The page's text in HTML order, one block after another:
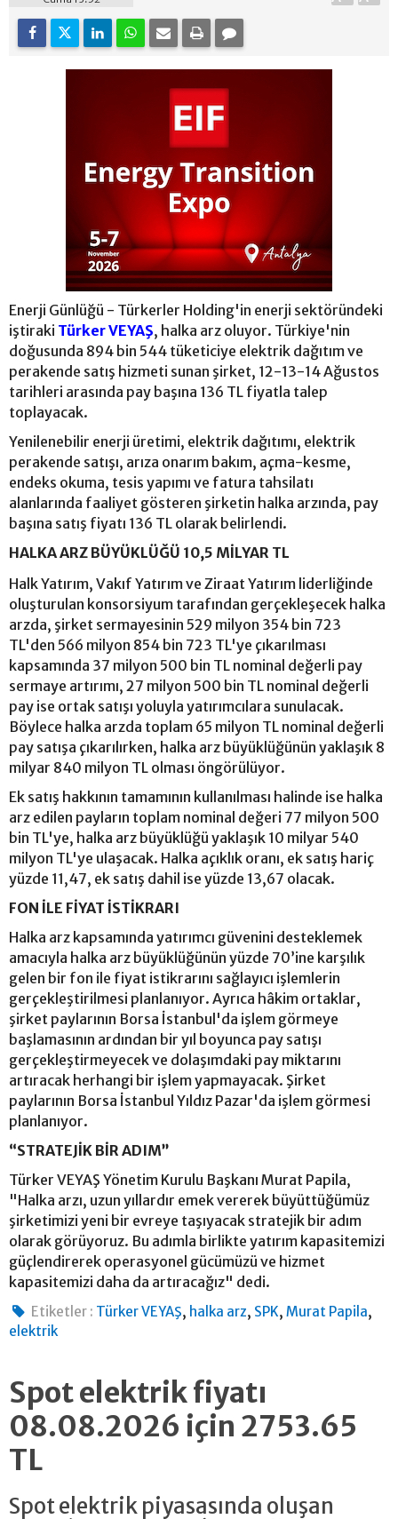
Enerji Günlüğü - Türkerler Holding'in enerji sektöründeki
iştiraki Türker VEYAŞ, halka arz oluyor. Türkiye'nin
doğusunda 894 bin 544 tüketiciye elektrik dağıtım ve
perakende satış hizmeti sunan şirket, 12-13-14 Ağustos
tarihleri arasında pay başına 136 TL fiyatla talep
toplayacak.
Yenilenebilir enerji üretimi, elektrik dağıtımı, elektrik
perakende satışı, arıza onarım bakım, açma-kesme,
endeks okuma, tesis yapımı ve fatura tahsilatı
alanlarında faaliyet gösteren şirketin halka arzında, pay
başına satış fiyatı 136 TL olarak belirlendi.
HALKA ARZ BÜYÜKLÜĞÜ 10,5 MİLYAR TL
Halk Yatırım, Vakıf Yatırım ve Ziraat Yatırım liderliğinde
oluşturulan konsorsiyum tarafından gerçekleşecek halka
arzda, şirket sermayesinin 529 milyon 354 bin 723
TL'den 566 milyon 854 bin 723 TL'ye çıkarılması
kapsamında 37 milyon 500 bin TL nominal değerli pay
sermaye artırımı, 27 milyon 500 bin TL nominal değerli
pay ise ortak satışı yoluyla yatırımcılara sunulacak.
Böylece halka arzda toplam 65 milyon TL nominal değerli
pay satışa çıkarılırken, halka arz büyüklüğünün yaklaşık 8
milyar 840 milyon TL olması öngörülüyor.
Ek satış hakkının tamamının kullanılması halinde ise halka
arz edilen payların toplam nominal değeri 77 milyon 500
bin TL'ye, halka arz büyüklüğü yaklaşık 10 milyar 540
milyon TL'ye ulaşacak. Halka açıklık oranı, ek satış hariç
yüzde 11,47, ek satış dahil ise yüzde 13,67 olacak.
FON İLE FİYAT İSTİKRARI
Halka arz kapsamında yatırımcı güvenini desteklemek
amacıyla halka arz büyüklüğünün yüzde 70’ine karşılık
gelen bir fon ile fiyat istikrarını sağlayıcı işlemlerin
gerçekleştirilmesi planlanıyor. Ayrıca hâkim ortaklar,
şirket paylarının Borsa İstanbul'da işlem görmeye
başlamasının ardından bir yıl boyunca pay satışı
gerçekleştirmeyecek ve dolaşımdaki pay miktarını
artıracak herhangi bir işlem yapmayacak. Şirket
paylarının Borsa İstanbul Yıldız Pazar'da işlem görmesi
planlanıyor.
“STRATEJİK BİR ADIM”
Türker VEYAŞ Yönetim Kurulu Başkanı Murat Papila,
"Halka arzı, uzun yıllardır emek vererek büyüttüğümüz
şirketimizi yeni bir evreye taşıyacak stratejik bir adım
olarak görüyoruz. Bu adımla birlikte yatırım kapasitemizi
güçlendirerek operasyonel gücümüzü ve hizmet
kapasitemizi daha da artıracağız" dedi.
Etiketler : Türker VEYAŞ, halka arz, SPK,Murat Papila,
elektrik
Spot elektrik fiyatı
08.08.2026 için 2753.65
TL
Spot elektrik piyasasında oluşan